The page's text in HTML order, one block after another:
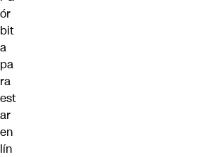
ór
bit
a
pa
ra
est
ar
en
lín